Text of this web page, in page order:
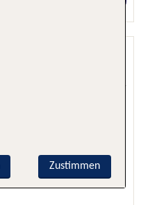
Zustimmen